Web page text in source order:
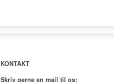
KONTAKT
Skriv gerne en mail til os: